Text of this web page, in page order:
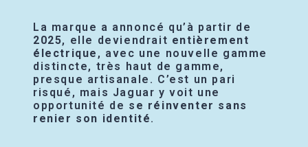
La marque a annoncé qu’à partir de
2025, elle deviendrait entièrement
électrique , avec une nouvelle gamme
distincte, très haut de gamme,
presque artisanale. C’est un pari
risqué, mais Jaguar y voit une
opportunité de se réinventer sans
renier son identité.